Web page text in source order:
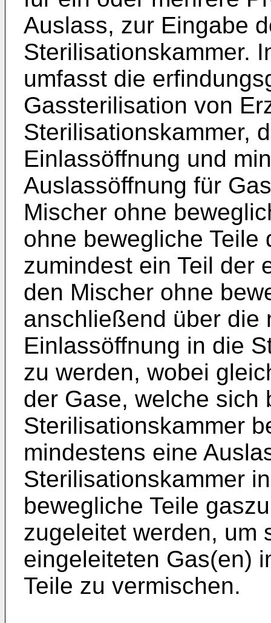
Auslass, zur Eingabe
Sterilisationskammer.
umfasst die
Gassterilisation von
Sterilisationskammer,
Einlassöffnung und
Auslassöffnung für
Mischer ohne
ohne bewegliche
zumindest ein Teil der
den Mischer ohne
anschließend über die
Einlassöffnung in die
zu werden, wobei
der Gase, welche sich
Sterilisationskammer
mindestens eine
Sterilisationskammer
bewegliche Teile
zugeleitet werden, um
eingeleiteten Gas(en)
Teile zu vermischen.